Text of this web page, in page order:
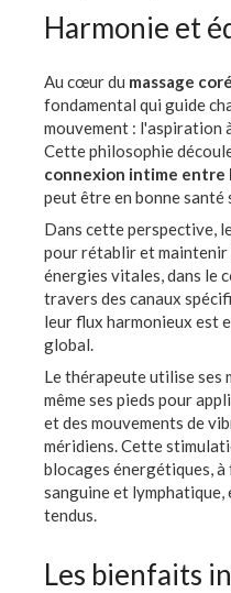
Harmonie et
Au cœur du massage
fondamental qui guide
mouvement : l'aspiration
Cette philosophie
connexion intime entre
peut être en bonne santé
Dans cette perspective,
pour rétablir et maintenir
énergies vitales, dans le
travers des canaux
leur flux harmonieux est
global.
Le thérapeute utilise ses
même ses pieds pour
et des mouvements de
méridiens. Cette
blocages énergétiques,
sanguine et lymphatique,
tendus.
Les bienfaits